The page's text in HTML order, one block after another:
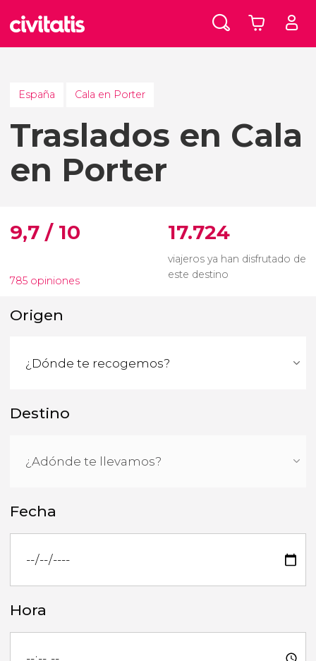
España Cala en Porter
Traslados en Cala
en Porter
9,7 / 10
785 opiniones
17.724
viajeros ya han disfrutado de
este destino
Origen
Destino
Fecha
Hora